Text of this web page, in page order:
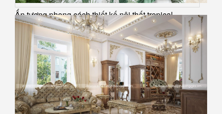
Ấn tượng phong cách thiết kế nội thất tropical